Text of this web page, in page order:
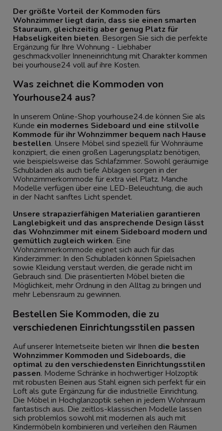
Der größte Vorteil der Kommoden fürs
Wohnzimmer liegt darin, dass sie einen smarten
Stauraum, gleichzeitig aber genug Platz für
Habseligkeiten bieten. Besorgen Sie sich die perfekte
Ergänzung für Ihre Wohnung - Liebhaber
geschmackvoller Inneneinrichtung mit Charakter kommen
bei yourhouse24 voll auf ihre Kosten.
Was zeichnet die Kommoden von
Yourhouse24 aus?
In unserem Online-Shop yourhouse24.de können Sie als
Kunde ein modernes Sideboard und eine stilvolle
Kommode für ihr Wohnzimmer bequem nach Hause
bestellen. Unsere Möbel sind speziell für Wohnräume
konzipiert, die einen großen Lagerungsplatz benötigen,
wie beispielsweise das Schlafzimmer. Sowohl geräumige
Schubladen als auch tiefe Ablagen sorgen in der
Wohnzimmerkommode für extra viel Platz. Manche
Modelle verfügen über eine LED-Beleuchtung, die auch
in der Nacht sanftes Licht spendet.
Unsere strapazierfähigen Materialien garantieren
Langlebigkeit und das ansprechende Design lässt
das Wohnzimmer mit einem Sideboard modern und
gemütlich zugleich wirken. Eine
Wohnzimmerkommode eignet sich auch für das
Kinderzimmer: In den Schubladen können Spielsachen
sowie Kleidung verstaut werden, die gerade nicht im
Gebrauch sind. Die präsentierten Möbel bieten die
Möglichkeit, mehr Ordnung in den Alltag zu bringen und
mehr Lebensraum zu gewinnen.
Bestellen Sie Kommoden, die zu
verschiedenen Einrichtungsstilen passen
Auf unserer Internetseite bieten wir Ihnen die besten
Wohnzimmer Kommoden und Sideboards, die
optimal zu den verschiedensten Einrichtungsstilen
passen. Moderne Schränke in hochwertiger Holzoptik
mit robusten Beinen aus Stahl eignen sich perfekt für ein
Loft als gute Ergänzung für die industrielle Einrichtung.
Die Möbel in Hochglanzoptik sehen in jedem Wohnraum
fantastisch aus. Die zeitlos-klassischen Modelle lassen
sich problemlos sowohl mit modernen als auch mit
Kindermöbeln kombinieren und verleihen den Räumen